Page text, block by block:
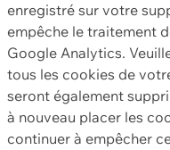
enregistré sur votre
empêche le traitement
Google Analytics.
tous les cookies de
seront également
à nouveau placer les
continuer à empêcher